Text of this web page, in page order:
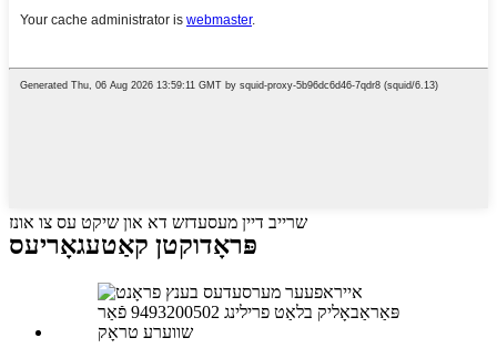
שרייב דיין מעסעדזש דא און שיקט עס צו אונז
פּראָדוקטן קאַטעגאָריעס